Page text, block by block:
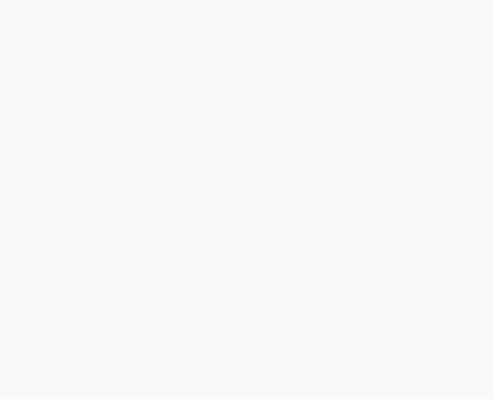
Lógico Matemático
com mais de 20 anos de
e preparatórios
Licenciado em
longo de sua